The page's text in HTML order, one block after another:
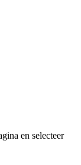
en selecteer